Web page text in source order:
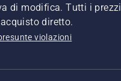
di modifica. Tutti i prezzi
diretto.
violazioni